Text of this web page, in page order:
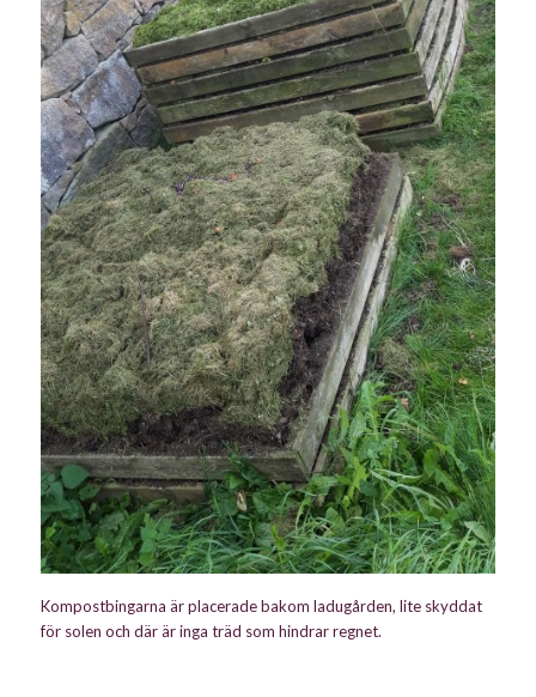
Kompostbingarna är placerade bakom ladugården, lite skyddat
för solen och där är inga träd som hindrar regnet.